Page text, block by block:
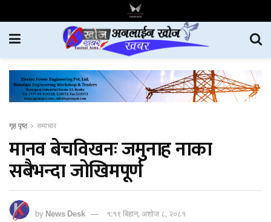
गृह पृष्ठ समाचार
मानव बेचविखनः जमुनाह नाका
सबैभन्दा जोखिमपूर्ण
byNews Desk १:१९ बिहान, अशोज ८, २०८१